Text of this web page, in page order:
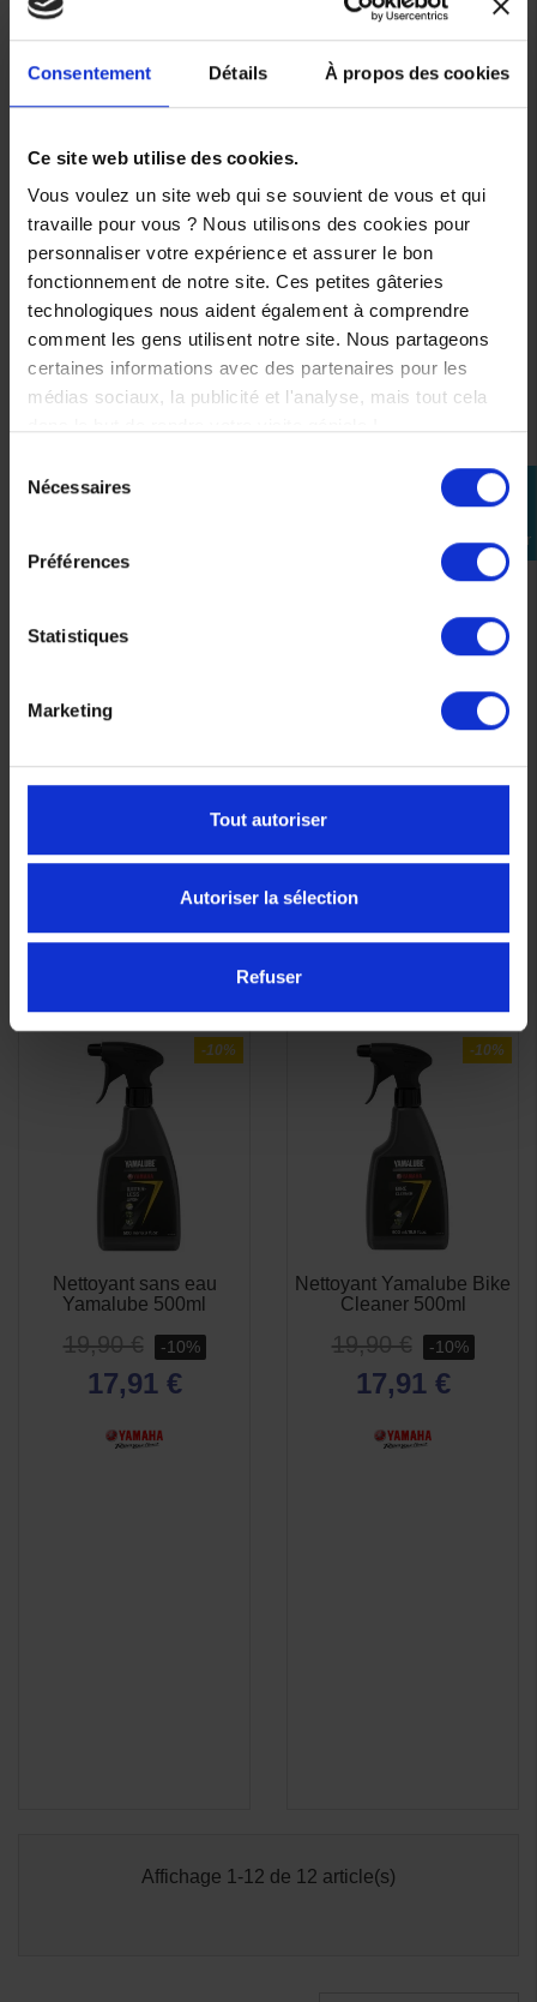
Consentement Détails À propos des cookies
Ce site web utilise des cookies.
Vous voulez un site web qui se souvient de vous et qui
travaille pour vous ? Nous utilisons des cookies pour
personnaliser votre expérience et assurer le bon
fonctionnement de notre site. Ces petites gâteries
technologiques nous aident également à comprendre
comment les gens utilisent notre site. Nous partageons
certaines informations avec des partenaires pour les
médias sociaux, la publicité et l'analyse, mais tout cela
Nécessaires
Préférences
Statistiques
Marketing
Tout autoriser
Autoriser la sélection
Refuser
perm_identity
connecter
Liquide de frein
17,00 €
Liquide de
YAMALUBE Coolant 1L
-5%
13,21 €
-10%
Nettoyant sans eau
Yamalube 500ml
19,90 € -10%
17,91 €
-10%
Nettoyant Yamalube Bike
Cleaner 500ml
19,90 € -10%
17,91 €
Affichage 1-12 de 12 article(s)